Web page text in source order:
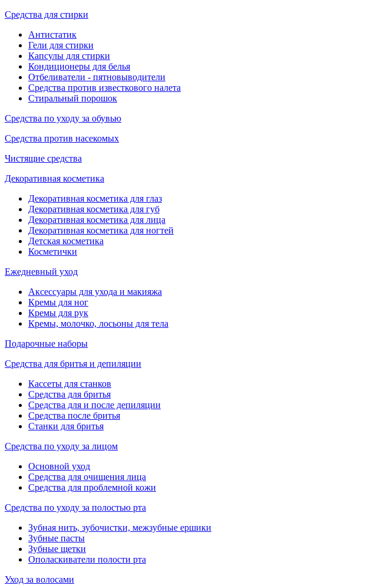
Средства для стирки
Антистатик
Гели для стирки
Капсулы для стирки
Кондиционеры для белья
Отбеливатели - пятновыводители
Средства против известкового налета
Стиральный порошок
Средства по уходу за обувью
Средства против насекомых
Чистящие средства
Декоративная косметика
Декоративная косметика для глаз
Декоративная косметика для губ
Декоративная косметика для лица
Декоративная косметика для ногтей
Детская косметика
Косметички
Ежедневный уход
Аксессуары для ухода и макияжа
Кремы для ног
Кремы для рук
Кремы, молочко, лосьоны для тела
Подарочные наборы
Средства для бритья и депиляции
Кассеты для станков
Средства для бритья
Средства для и после депиляции
Средства после бритья
Станки для бритья
Средства по уходу за лицом
Основной уход
Средства для очищения лица
Средства для проблемной кожи
Средства по уходу за полостью рта
Зубная нить, зубочистки, межзубные ершики
Зубные пасты
Зубные щетки
Ополаскиватели полости рта
Уход за волосами